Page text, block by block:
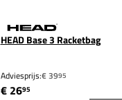
HEAD Base 3 Racketbag
Adviesprijs:€ 3995
€ 2695